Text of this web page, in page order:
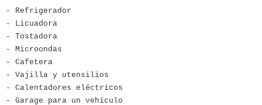
- Refrigerador
- Licuadora
- Tostadora
- Microondas
- Cafetera
- Vajilla y utensilios
- Calentadores eléctricos
- Garage para un vehículo